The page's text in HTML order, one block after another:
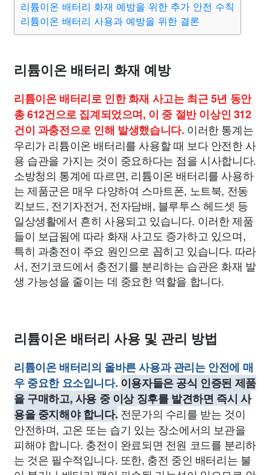
대출 자동차 취미 여행 맛집 IT 컴퓨터 기술
리튬이온 배터리 화재 예방을 위한 추가 안전 수칙
리튬이온 배터리 사용과 예방을 위한 결론
리튬이온 배터리 화재 예방
리튬이온 배터리로 인한 화재 사고는 최근 5년 동안
총 612건으로 집계되었으며, 이 중 절반 이상인 312
건이 과충전으로 인해 발생했습니다. 이러한 통계는
우리가 리튬이온 배터리를 사용할 때 보다 안전한 사
용 습관을 가지는 것이 중요하다는 점을 시사합니다.
소방청의 통계에 따르면, 리튬이온 배터리를 사용하
는 제품군은 매우 다양하여 스마트폰, 노트북, 전동
킥보드, 전기자전거, 전자담배, 블루투스 헤드셋 등
일상생활에서 흔히 사용되고 있습니다. 이러한 제품
들이 보급됨에 따라 화재 사고도 증가하고 있으며,
특히 과충전이 주요 원인으로 꼽히고 있습니다. 따라
서, 전기코드에서 충전기를 분리하는 습관은 화재 발
생 가능성을 줄이는 데 중요한 역할을 합니다.
리튬이온 배터리 사용 및 관리 방법
리튬이온 배터리의 올바른 사용과 관리는 안전에 매
우 중요한 요소입니다. 이용자들은 공식 인증된 제품
을 구매하고, 사용 중 이상 징후를 발견하면 즉시 사
용을 중지해야 합니다. 전문가의 수리를 받는 것이
안전하며, 고온 또는 습기 있는 장소에서의 보관을
피해야 합니다. 충전이 완료되면 전원 코드를 분리하
는 것은 필수적입니다. 또한, 충전 중인 배터리는 불